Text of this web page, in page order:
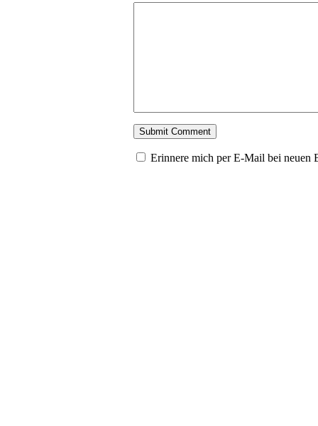
Erinnere mich per E-Mail bei neuen